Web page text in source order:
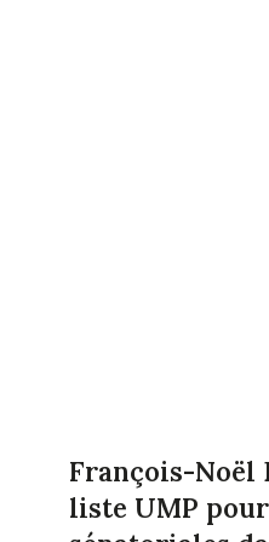
François-Noël
liste UMP